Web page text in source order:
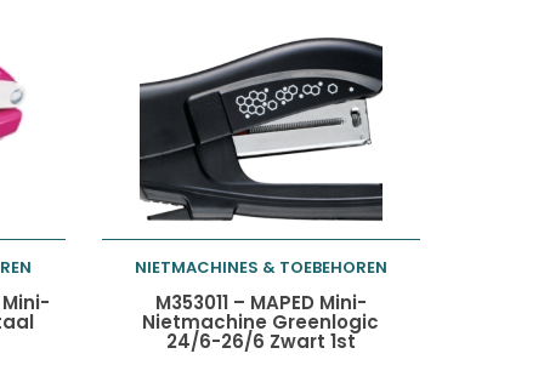
Mini- Toevoegen aan
winkelwagen
NIETMACHINES & TOEBEHOREN
M353011 – MAPED Mini-
Nietmachine Greenlogic
24/6-26/6 Zwart 1st